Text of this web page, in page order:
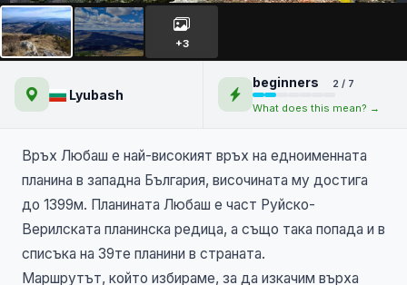
Връх Любаш с дъх на пролет
+3
Lyubash
beginners
2 / 7
What does this mean? →
Връх Любаш е най-високият връх на едноименната
планина в западна България, височината му достига
до 1399м. Планината Любаш е част Руйско-
Верилската планинска редица, а също така попада и в
списъка на 39те планини в страната.
Маршрутът, който избираме, за да изкачим върха